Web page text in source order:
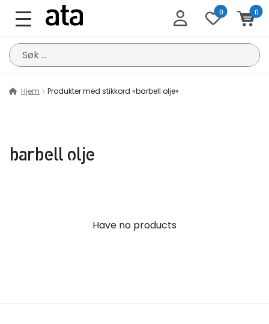
0 0
Søk
etter:
Hjem Produkter med stikkord «barbell olje»
barbell olje
Have no products